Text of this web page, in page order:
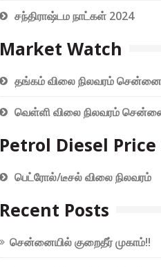
சந்திராஷ்டம நாட்கள் 2024
Market Watch
தங்கம் விலை நிலவரம் சென்னை
வெள்ளி விலை நிலவரம்
Petrol Diesel
பெட்ரோல்/டீசல் விலை நிலவரம்
Recent Posts
சென்னையில் குறைதீர் முகாம்!!